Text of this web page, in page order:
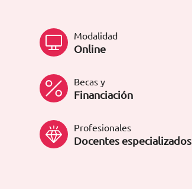
Modalidad
Online
Becas y
Financiación
Profesionales
Docentes especializados